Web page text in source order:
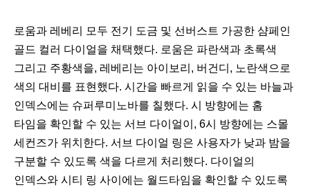
로움과 레베리 모두 전기 도금 및 선버스트 가공한 샴페인
골드 컬러 다이얼을 채택했다. 로움은 파란색과 초록색
그리고 주황색을, 레베리는 아이보리, 버건디, 노란색으로
색의 대비를 표현했다. 시간을 빠르게 읽을 수 있는 바늘과
인덱스에는 슈퍼루미노바를 칠했다. 시 방향에는 홈
타임을 확인할 수 있는 서브 다이얼이, 6시 방향에는 스몰
세컨즈가 위치한다. 서브 다이얼 링은 사용자가 낮과 밤을
구분할 수 있도록 색을 다르게 처리했다. 다이얼의
인덱스와 시티 링 사이에는 월드타임을 확인할 수 있도록